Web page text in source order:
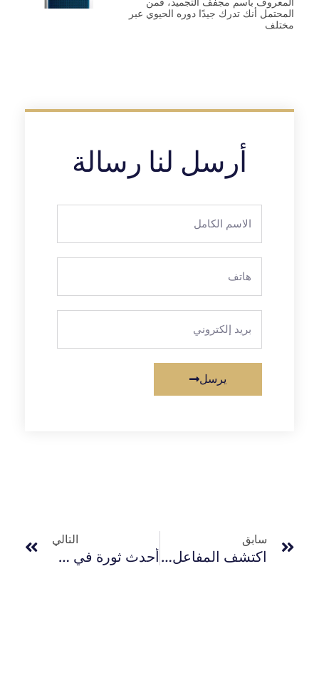
المحتمل أنك تدرك جيدًا دوره الحيوي عبر
مختلف
أرسل لنا رسالة
يرسل
سابق
اكتشف المفاعل الزجاجي المثالي: عزز خياراتك الآن!
التالي
أحدث ثورة في عملية التجفيف لديك باستخدام تقنية فرن التجفيف الفراغي المتطورة